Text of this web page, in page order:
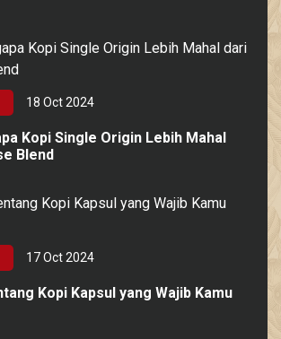
18 Oct 2024
Kopi Single Origin Lebih Mahal
Blend
17 Oct 2024
Kopi Kapsul yang Wajib Kamu